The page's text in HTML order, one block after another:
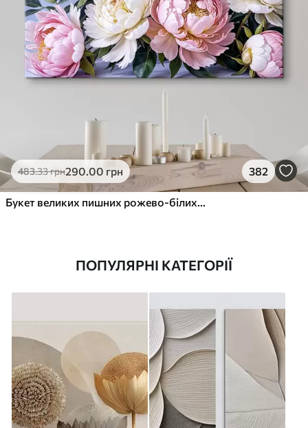
483.33грн290.00 грн 382
Букет великих пишних рожево-білих квітів півонії із зеленим листям на м’якому розмитому фоні
ПОПУЛЯРНІ КАТЕГОРІЇ